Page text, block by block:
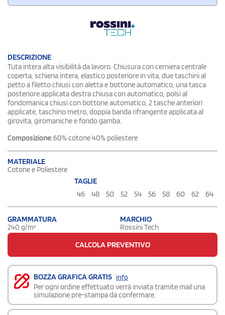
DESCRIZIONE
Tuta intera alta visibilità da lavoro. Chiusura con cerniera centrale
coperta, schiena intera, elastico posteriore in vita, due taschini al
petto a filetto chiusi con aletta e bottone automatico, una tasca
posteriore applicata destra chiusa con automatico, polsi al
fondomanica chiusi con bottone automatico, 2 tasche anteriori
applicate, taschino metro, doppia banda rifrangente applicata al
girovita, giromaniche e fondo gamba.
Composizione:60% cotone 40% poliestere
MATERIALE
Cotone e Poliestere
TAGLIE
46
48 50 52 54 56 58 60 62 64
GRAMMATURA
240 g/m²
MARCHIO
Rossini Tech
CALCOLA PREVENTIVO
BOZZA GRAFICA GRATIS info
Per ogni ordine effettuato verrà inviata tramite mail una
simulazione pre-stampa da confermare.